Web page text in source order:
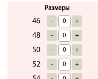
Размеры
46 - +
48 - +
50 - +
52 - +